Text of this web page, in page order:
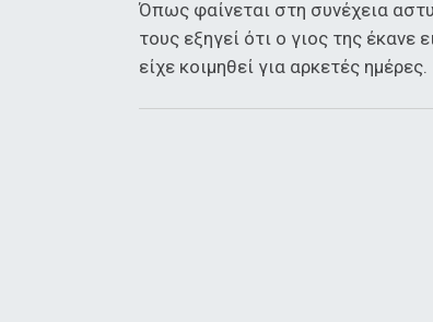
Όπως φαίνεται στη συνέχεια
τους εξηγεί ότι ο γιος της
είχε κοιμηθεί για αρκετές ημέρες.